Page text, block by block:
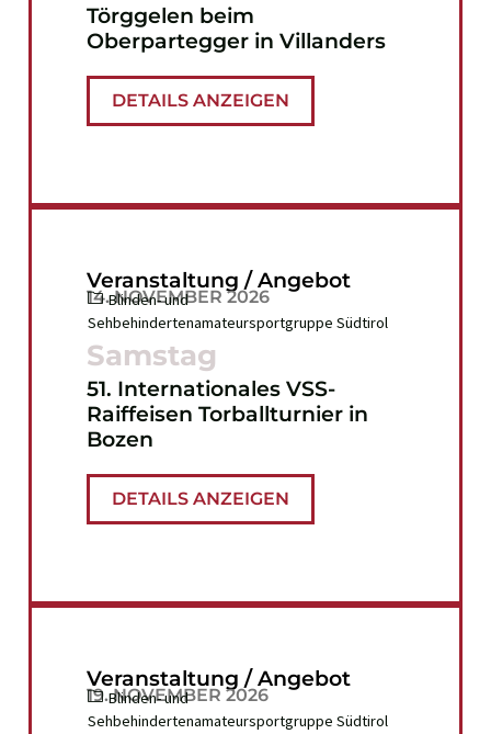
Törggelen beim
Oberpartegger in Villanders
DETAILS ANZEIGEN
Veranstaltung / Angebot
14. NOVEMBER 2026
Blinden- und
Sehbehindertenamateursportgruppe Südtirol
Samstag
51. Internationales VSS-
Raiffeisen Torballturnier in
Bozen
DETAILS ANZEIGEN
Veranstaltung / Angebot
19. NOVEMBER 2026
Blinden- und
Sehbehindertenamateursportgruppe Südtirol